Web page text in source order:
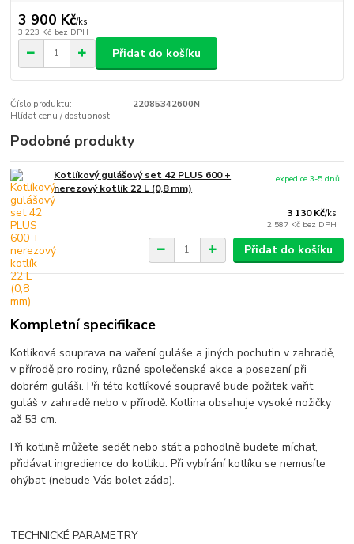
3 900 Kč/ks
3 223 Kč bez DPH
Přidat do košíku
Číslo produktu:
22085342600N
Hlídat cenu / dostupnost
Podobné produkty
Kotlíkový gulášový set 42 PLUS 600 +
nerezový kotlík 22 L (0,8 mm)
3 130 Kč/ks
2 587 Kč bez DPH
expedice 3-5 dnů
Přidat do košíku
Kompletní specifikace
Kotlíková souprava na vaření guláše a jiných pochutin v zahradě,
v přírodě pro rodiny, různé společenské akce a posezení při
dobrém guláši. Při této kotlíkové soupravě bude požitek vařit
guláš v zahradě nebo v přírodě. Kotlina obsahuje vysoké nožičky
až 53 cm.
Při kotlině můžete sedět nebo stát a pohodlně budete míchat,
přidávat ingredience do kotlíku. Při vybírání kotlíku se nemusíte
ohýbat (nebude Vás bolet záda).
TECHNICKÉ PARAMETRY